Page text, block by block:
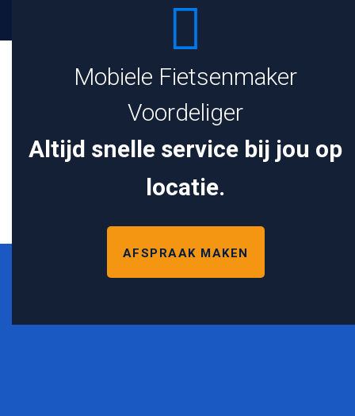
Mobiele Fietsenmaker
Voordeliger
Altijd snelle service bij jou op
locatie.
AFSPRAAK MAKEN